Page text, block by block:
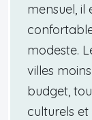
mensuel, il
modeste.
villes
budget,
culturels